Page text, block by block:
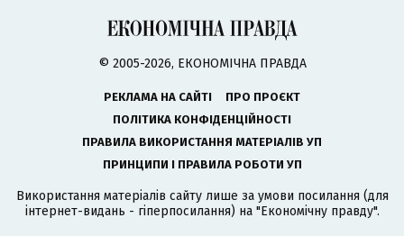
© 2005-2026, ЕКОНОМІЧНА ПРАВДА
РЕКЛАМА НА САЙТІ
ПРО ПРОЄКТ
ПОЛІТИКА КОНФІДЕНЦІЙНОСТІ
ПРАВИЛА ВИКОРИСТАННЯ МАТЕРІАЛІВ УП
ПРИНЦИПИ І ПРАВИЛА РОБОТИ УП
Використання матеріалів сайту лише за умови посилання (для
інтернет-видань - гіперпосилання) на "Економічну правду".